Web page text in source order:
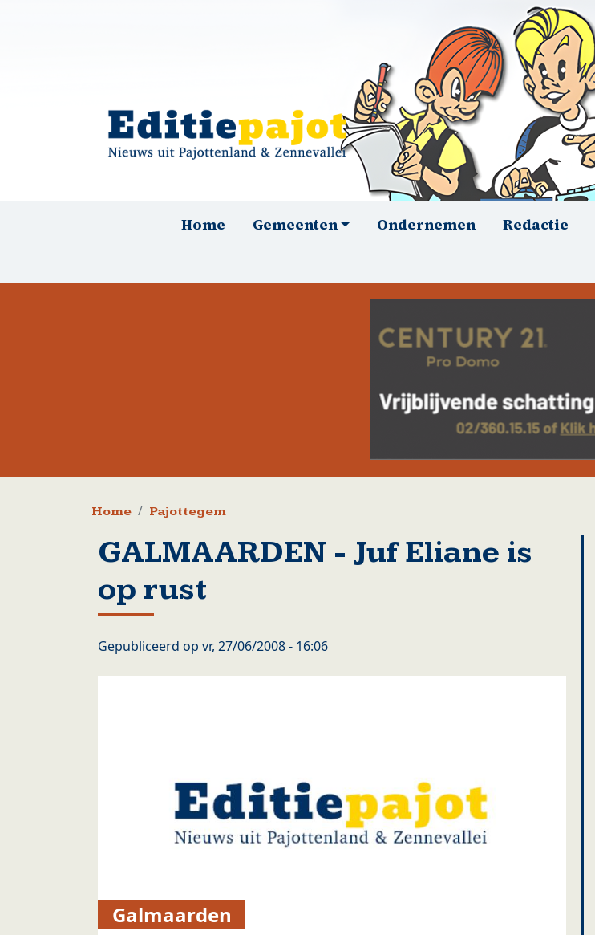
HoofdnavigatieHome Gemeenten Ondernemen Redactie
Kruimelpad
Home Pajottegem
GALMAARDEN - Juf Eliane is
op rust
Gepubliceerd op vr, 27/06/2008 - 16:06
Galmaarden